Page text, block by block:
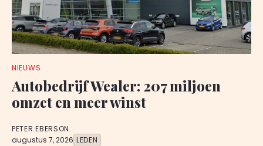
NIEUWS
Autobedrijf Wealer: 207 miljoen
omzet en meer winst
PETER EBERSON
augustus 7, 2026 LEDEN